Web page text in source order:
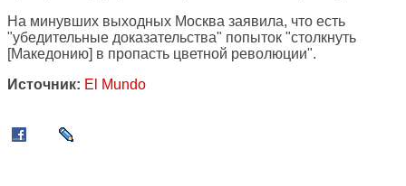
На минувших выходных Москва заявила, что есть
"убедительные доказательства" попыток "столкнуть
[Македонию] в пропасть цветной революции".
Источник: El Mundo